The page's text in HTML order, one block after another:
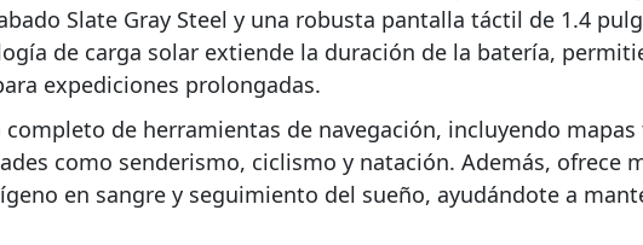
Slate Gray Steel y una robusta pantalla táctil de 1.4
de carga solar extiende la duración de la batería,
expediciones prolongadas.
de herramientas de navegación, incluyendo
como senderismo, ciclismo y natación. Además, ofrece
en sangre y seguimiento del sueño, ayudándote a